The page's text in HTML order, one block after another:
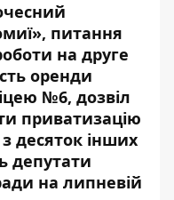
питання
на друге
оренди
№6, дозвіл
приватизацію
десяток інших
депутати
на липневій